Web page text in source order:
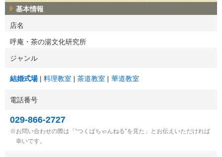
基本情報
店名
呼庵・茶の湯文化研究所
ジャンル
結婚式場 料理教室 茶道教室 華道教室
電話番号
029-866-2727
お問い合わせの際は「“つくばちゃんねる”を見た」とお伝えいただければ
幸いです。